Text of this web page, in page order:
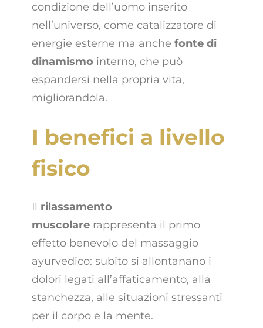
condizione dell’uomo inserito
nell’universo, come catalizzatore di
energie esterne ma anche fonte di
dinamismo interno, che può
espandersi nella propria vita,
migliorandola.
I benefici a livello
fisico
Il rilassamento
muscolare rappresenta il primo
effetto benevolo del massaggio
ayurvedico: subito si allontanano i
dolori legati all’affaticamento, alla
stanchezza, alle situazioni stressanti
per il corpo e la mente.